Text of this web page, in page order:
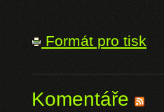
Formát pro tisk
Komentáře